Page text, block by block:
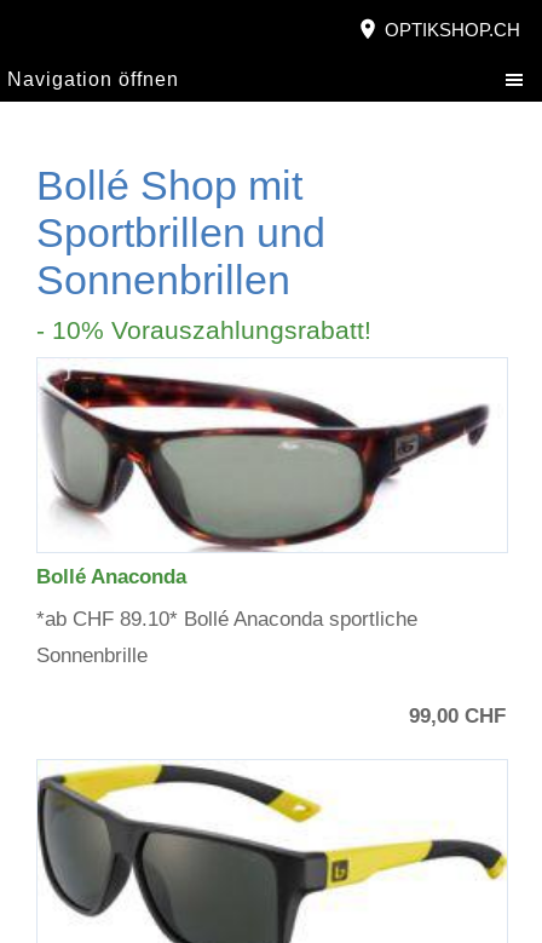
OPTIKSHOP.CH
Navigation öffnen
Bollé Shop mit
Sportbrillen und
Sonnenbrillen
- 10% Vorauszahlungsrabatt!
Bollé Anaconda
*ab CHF 89.10* Bollé Anaconda sportliche
Sonnenbrille
99,00 CHF